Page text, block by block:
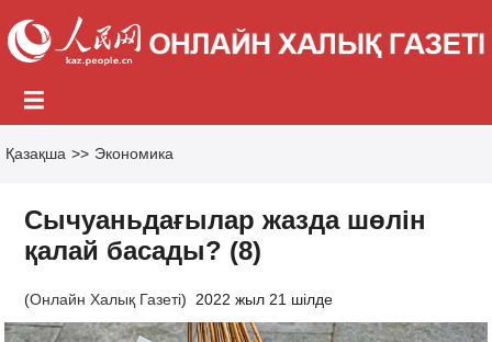
Қазақша >> Экономика
Сычуаньдағылар жазда шөлін
қалай басады? (8)
(Онлайн Халық Газеті) 2022 жыл 21 шілде